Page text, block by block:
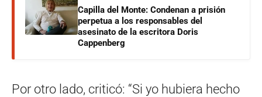
Capilla del Monte: Condenan a prisión
perpetua a los responsables del
asesinato de la escritora Doris
Cappenberg
Por otro lado, criticó: “Si yo hubiera hecho